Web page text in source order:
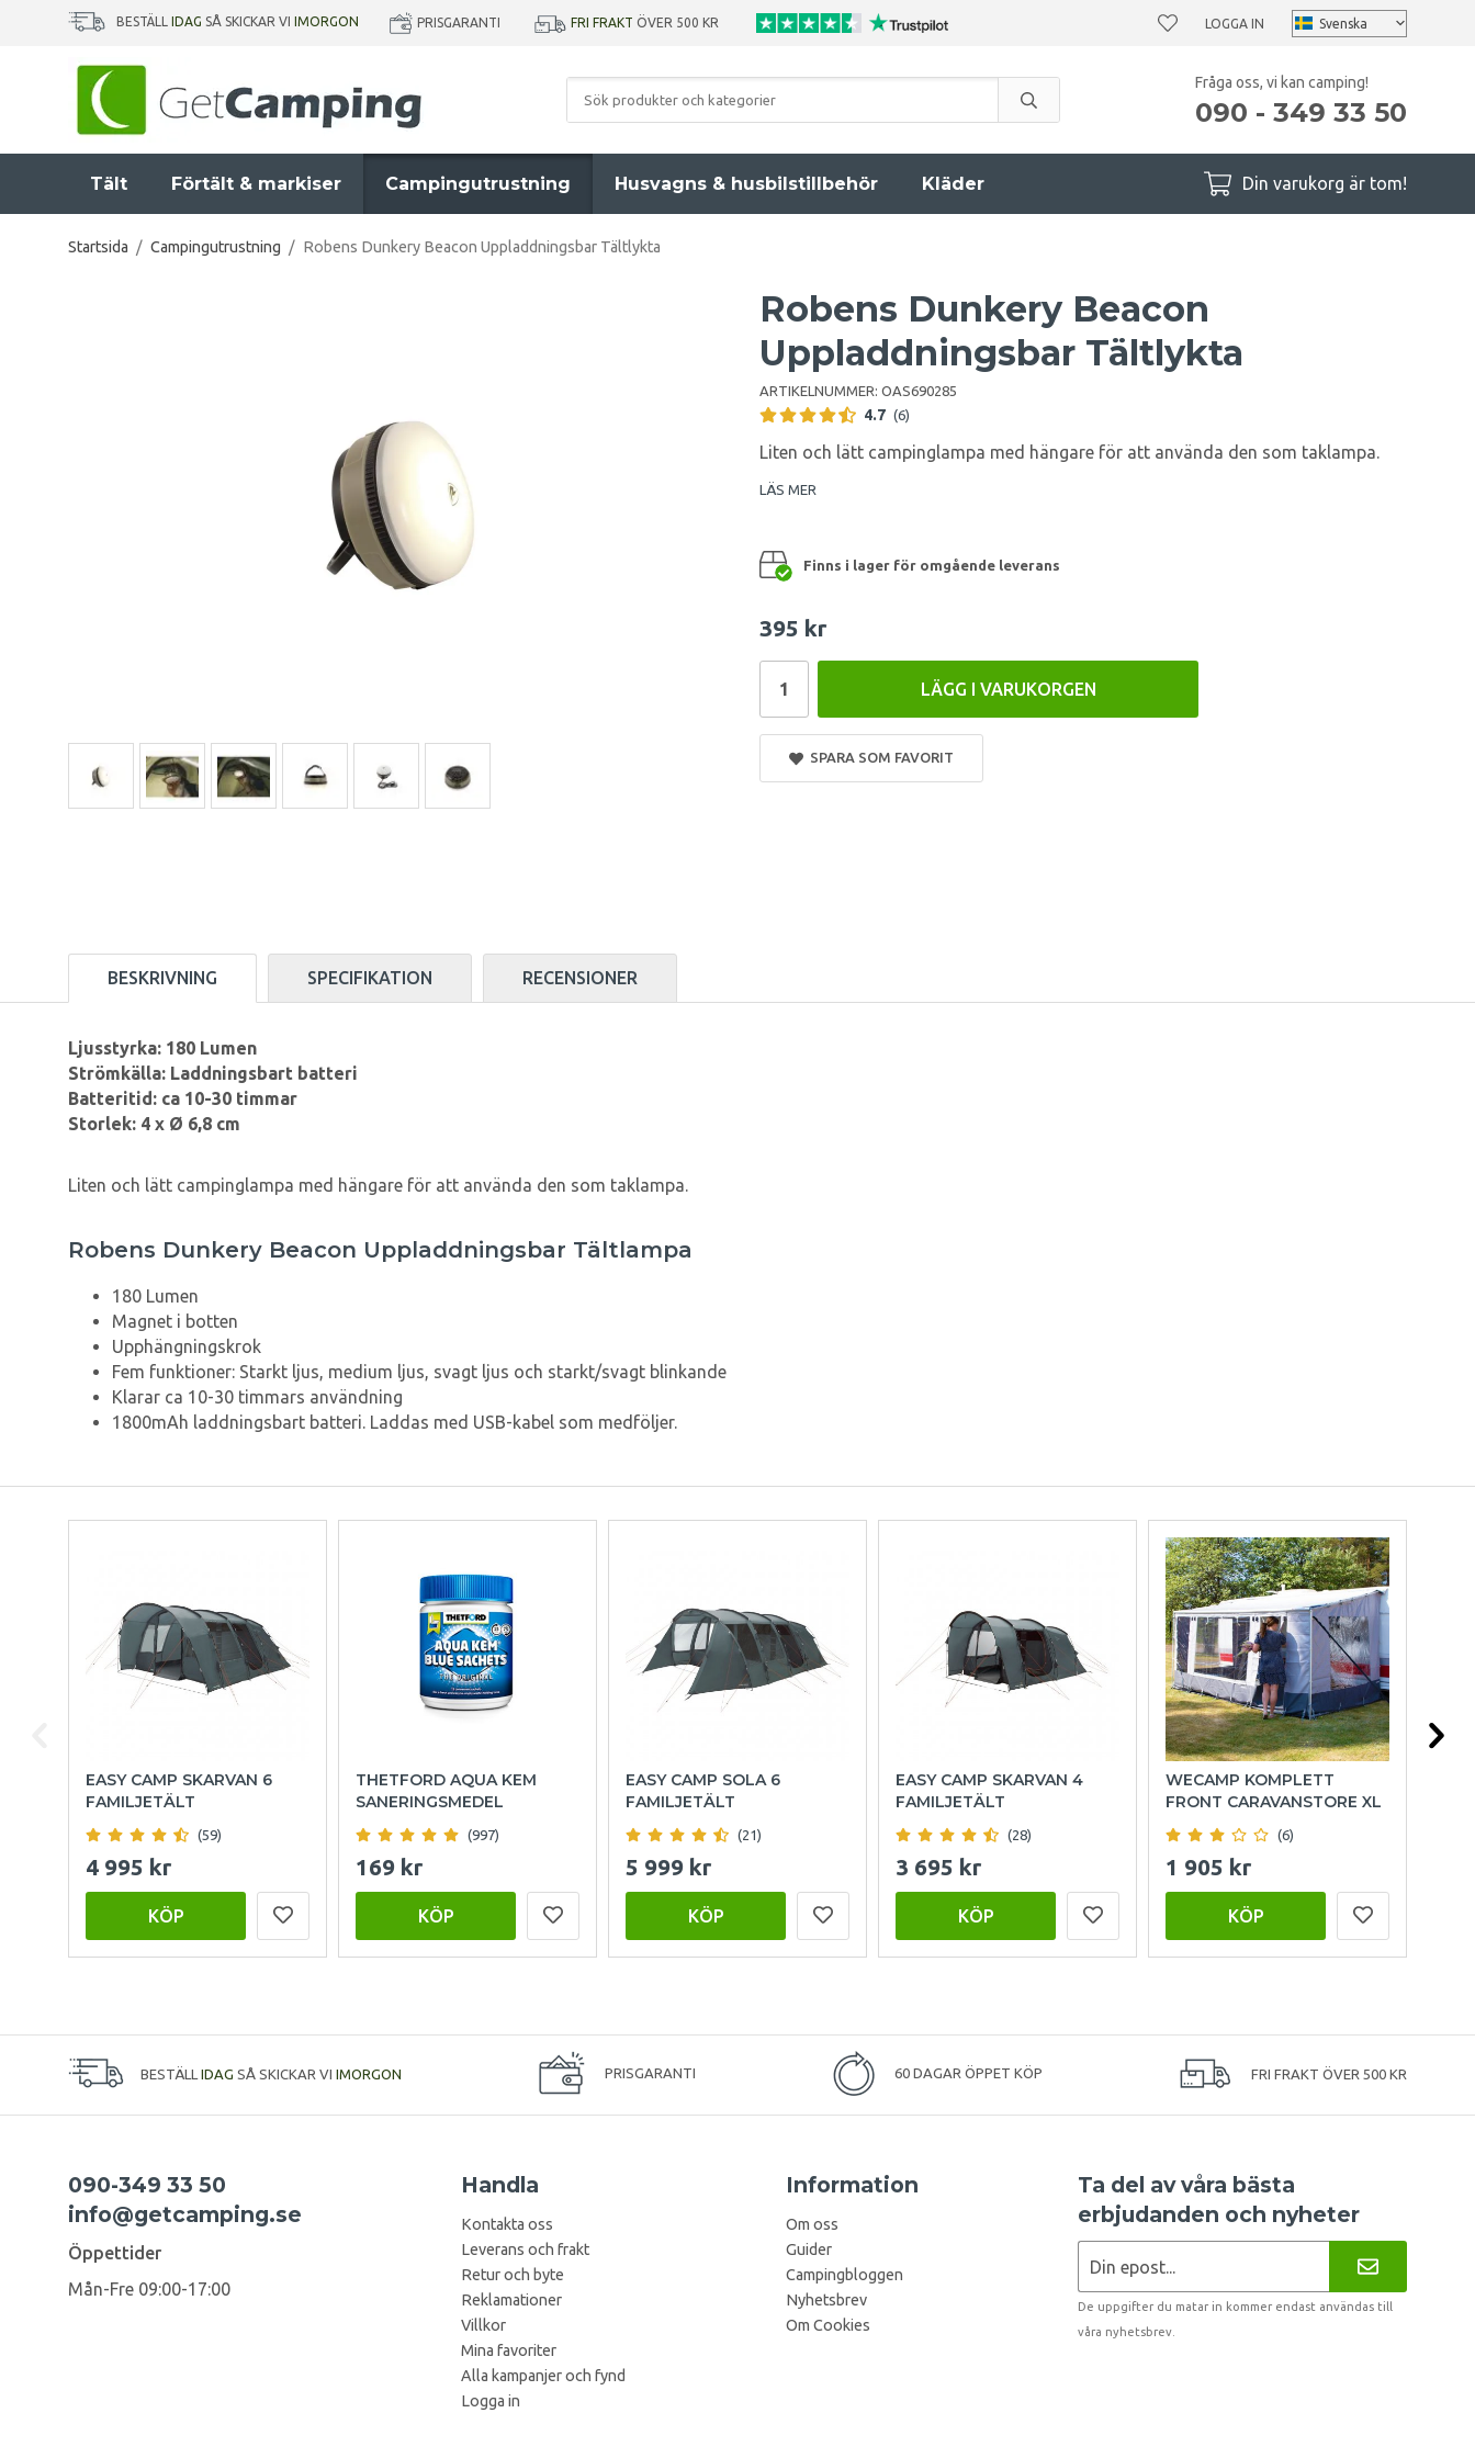
BESTÄLL IDAG SÅ SKICKAR VI IMORGON PRISGARANTI FRI FRAKT ÖVER 500 KR LOGGA IN
Fråga oss, vi kan camping!
090 - 349 33 50
Tält Förtält & markiser Campingutrustning Husvagns & husbilstillbehör Kläder Din varukorg är tom!
Startsida / Campingutrustning / Robens Dunkery Beacon Uppladdningsbar Tältlykta
Robens Dunkery Beacon
Uppladdningsbar Tältlykta
ARTIKELNUMMER: OAS690285
4.7 (6)
Liten och lätt campinglampa med hängare för att använda den som taklampa.
LÄS MER
Finns i lager för omgående leverans
395 kr
LÄGG I VARUKORGEN
SPARA SOM FAVORIT
BESKRIVNING SPECIFIKATION RECENSIONER
Ljusstyrka: 180 Lumen
Strömkälla: Laddningsbart batteri
Batteritid: ca 10-30 timmar
Storlek: 4 x Ø 6,8 cm
Liten och lätt campinglampa med hängare för att använda den som taklampa.
Robens Dunkery Beacon Uppladdningsbar Tältlampa
180 Lumen
Magnet i botten
Upphängningskrok
Fem funktioner: Starkt ljus, medium ljus, svagt ljus och starkt/svagt blinkande
Klarar ca 10-30 timmars användning
1800mAh laddningsbart batteri. Laddas med USB-kabel som medföljer.
EASY CAMP SKARVAN 6
FAMILJETÄLT
(59)
4 995 kr
KÖP
THETFORD AQUA KEM
SANERINGSMEDEL
(997)
169 kr
KÖP
EASY CAMP SOLA 6
FAMILJETÄLT
(21)
5 999 kr
KÖP
EASY CAMP SKARVAN 4
FAMILJETÄLT
(28)
3 695 kr
KÖP
WECAMP KOMPLETT
FRONT CARAVANSTORE XL
(6)
1 905 kr
KÖP
BESTÄLL IDAG SÅ SKICKAR VI IMORGON PRISGARANTI 60 DAGAR ÖPPET KÖP FRI FRAKT ÖVER 500 KR
090-349 33 50
info@getcamping.se
Öppettider
Mån-Fre 09:00-17:00
Handla
Kontakta oss
Leverans och frakt
Retur och byte
Reklamationer
Villkor
Mina favoriter
Alla kampanjer och fynd
Logga in
Information
Om oss
Guider
Campingbloggen
Nyhetsbrev
Om Cookies
Ta del av våra bästa
erbjudanden och nyheter
De uppgifter du matar in kommer endast användas till
våra nyhetsbrev.